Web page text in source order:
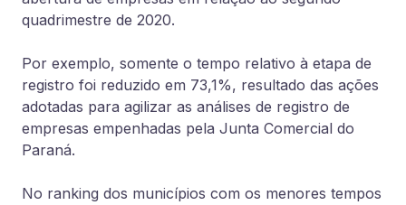
quadrimestre de 2020.
Por exemplo, somente o tempo relativo à etapa de
registro foi reduzido em 73,1%, resultado das ações
adotadas para agilizar as análises de registro de
empresas empenhadas pela Junta Comercial do
Paraná.
No ranking dos municípios com os menores tempos